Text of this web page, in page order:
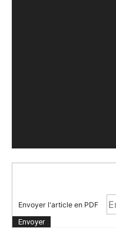
Envoyer l'article en PDF